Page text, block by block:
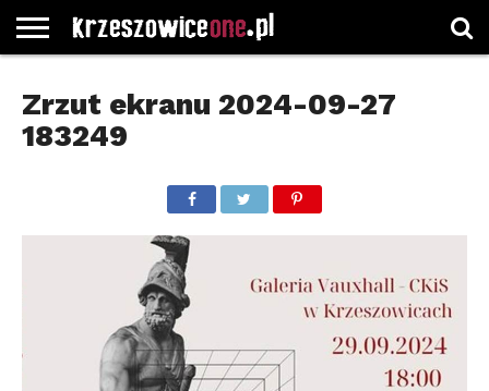
GŁÓWNA
WYBORY
SAMORZĄDOWE
WYBIERZ
KATEGORIE
ROZKŁADY
JAZDY
GREGORCZYK
WATCH
KONTAKT
Zrzut ekranu 2024-09-27
183249